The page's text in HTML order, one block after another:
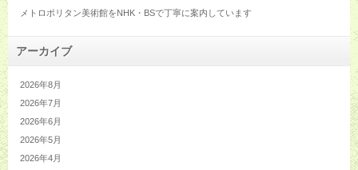
メトロポリタン美術館をNHK・BSで丁寧に案内しています
アーカイブ
2026年8月
2026年7月
2026年6月
2026年5月
2026年4月